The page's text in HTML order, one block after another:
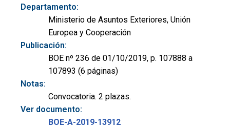
Departamento:
Ministerio de Asuntos Exteriores, Unión
Europea y Cooperación
Publicación:
BOE nº 236 de 01/10/2019, p. 107888 a
107893 (6 páginas)
Notas:
Convocatoria. 2 plazas.
Ver documento:
BOE-A-2019-13912